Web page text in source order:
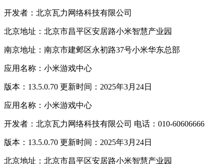
开发者：北京瓦力网络科技有限公司
北京地址：北京市昌平区安居路小米智慧产业园
南京地址：南京市建邺区永初路37号小米华东总部
应用名称：小米游戏中心
版本：13.5.0.70 更新时间：2025年3月24日
应用名称：小米游戏中心
开发者：北京瓦力网络科技有限公司 电话：010-60606666
版本：13.5.0.70 更新时间：2025年3月24日
北京地址：北京市昌平区安居路小米智慧产业园